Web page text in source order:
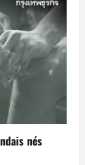
nés